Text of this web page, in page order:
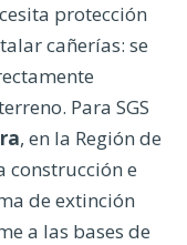
protección
cañerías: se
Para SGS
, en la Región de
construcción e
de extinción
a las bases de